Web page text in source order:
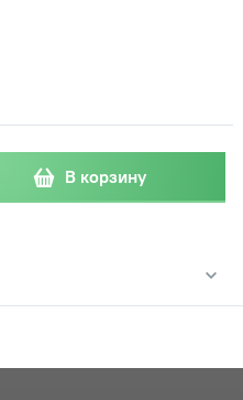
В корзину